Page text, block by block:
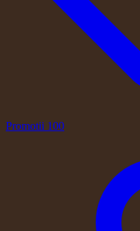
Promotii 100